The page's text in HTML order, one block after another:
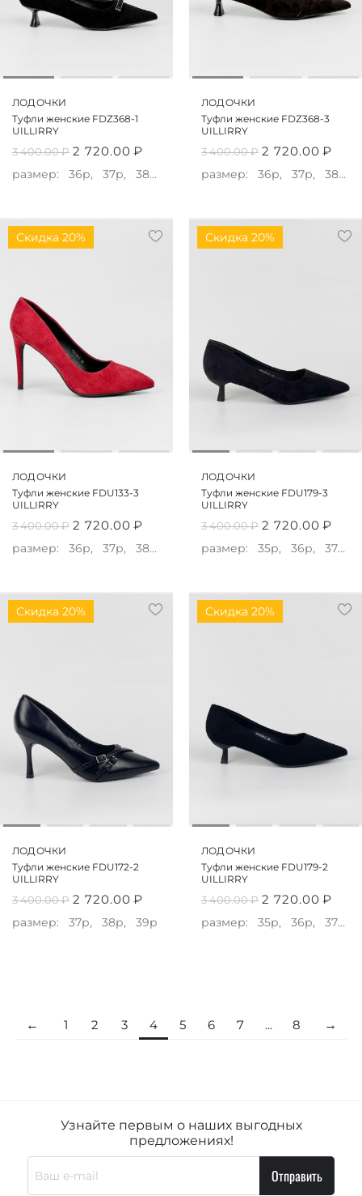
ЛОДОЧКИ
Туфли женские FDZ368-1
UILLIRRY
3 400.00₽ 2 720.00 ₽
размер: 36р, 37р, 38р,
ЛОДОЧКИ
Туфли женские FDZ368-3
UILLIRRY
3 400.00₽ 2 720.00 ₽
размер: 36р, 37р, 38р,
Скидка 20%
ЛОДОЧКИ
Туфли женские FDU133-3
UILLIRRY
3 400.00₽ 2 720.00 ₽
размер: 36р, 37р, 38р,
Скидка 20%
ЛОДОЧКИ
Туфли женские FDU179-3
UILLIRRY
3 400.00₽ 2 720.00 ₽
размер: 35р, 36р, 37р,
Скидка 20%
ЛОДОЧКИ
Туфли женские FDU172-2
UILLIRRY
3 400.00₽ 2 720.00 ₽
размер: 37р, 38р, 39р
Скидка 20%
ЛОДОЧКИ
Туфли женские FDU179-2
UILLIRRY
3 400.00₽ 2 720.00 ₽
размер: 35р, 36р, 37р,
1 2 3 4 5 6 7 ... 8
Узнайте первым о наших выгодных
предложениях!
Отправить